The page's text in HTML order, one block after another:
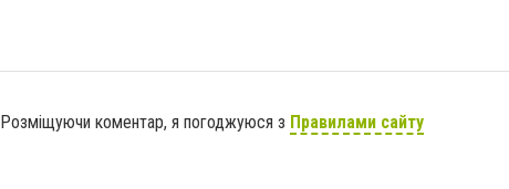
Розміщуючи коментар, я погоджуюся з Правилами сайту